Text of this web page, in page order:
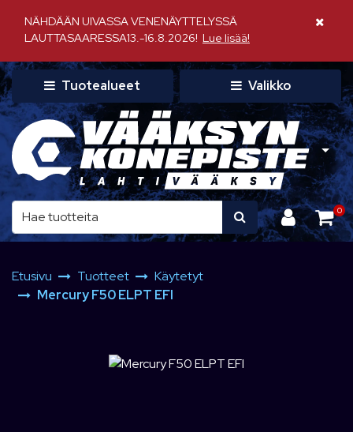
NÄHDÄÄN UIVASSA VENENÄYTTELYSSÄ
LAUTTASAARESSA13.-16.8.2026! Lue lisää!
Sulje
Tuotealueet Valikko
0
Etusivu Tuotteet
Käytetyt
Mercury F50 ELPT EFI